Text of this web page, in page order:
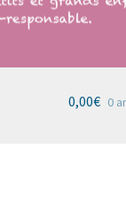
0,00€ 0